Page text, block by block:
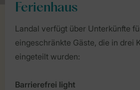
Ferienhaus
Landal verfügt über Unterkünfte
eingeschränkte Gäste, die in drei
eingeteilt wurden:
Barrierefrei light